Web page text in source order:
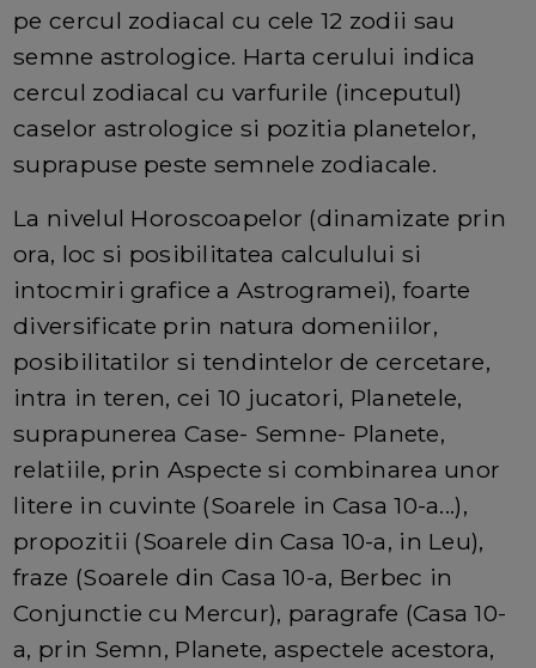
pe cercul zodiacal cu cele 12 zodii sau
semne astrologice. Harta cerului indica
cercul zodiacal cu varfurile (inceputul)
caselor astrologice si pozitia planetelor,
suprapuse peste semnele zodiacale.
La nivelul Horoscoapelor (dinamizate prin
ora, loc si posibilitatea calculului si
intocmiri grafice a Astrogramei), foarte
diversificate prin natura domeniilor,
posibilitatilor si tendintelor de cercetare,
intra in teren, cei 10 jucatori, Planetele,
suprapunerea Case- Semne- Planete,
relatiile, prin Aspecte si combinarea unor
litere in cuvinte (Soarele in Casa 10-a...),
propozitii (Soarele din Casa 10-a, in Leu),
fraze (Soarele din Casa 10-a, Berbec in
Conjunctie cu Mercur), paragrafe (Casa 10-
a, prin Semn, Planete, aspectele acestora,